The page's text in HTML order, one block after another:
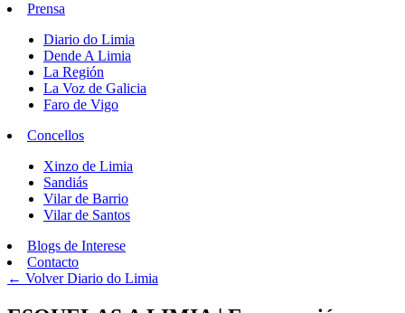
Prensa
Diario do Limia
Dende A Limia
La Región
La Voz de Galicia
Faro de Vigo
Concellos
Xinzo de Limia
Sandiás
Vilar de Barrio
Vilar de Santos
Blogs de Interese
Contacto
← VolverDiario do Limia